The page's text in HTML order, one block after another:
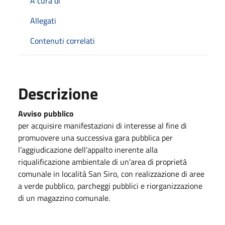
Allegati
Contenuti correlati
Descrizione
Avviso pubblico
per acquisire manifestazioni di interesse al fine di
promuovere una successiva gara pubblica per
l’aggiudicazione dell’appalto inerente alla
riqualificazione ambientale di un’area di proprietà
comunale in località San Siro, con realizzazione di aree
a verde pubblico, parcheggi pubblici e riorganizzazione
di un magazzino comunale.